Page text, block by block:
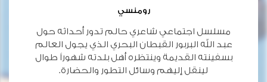
رومنسي
مسلسل اجتماعي شاعري حالم تدور أحداثه حول
عبد الله البربور القبطان البحري الذي يجول العالم
بسفينته القديمة وينتظره أهل بلدته شهوراً طوال
لينقل إليهم وسائل التطور والحضارة.